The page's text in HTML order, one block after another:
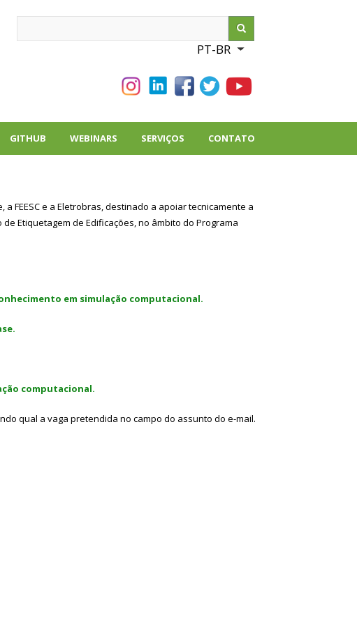
PT-BR
List additional
GITHUB WEBINARS SERVIÇOS CONTATO
FEESC e a Eletrobras, destinado a apoiar tecnicamente a
Etiquetagem de Edificações, no âmbito do Programa
em simulação computacional.
computacional.
qual a vaga pretendida no campo do assunto do e-mail.